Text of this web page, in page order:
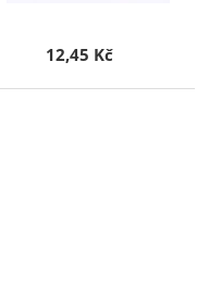
12,45 Kč